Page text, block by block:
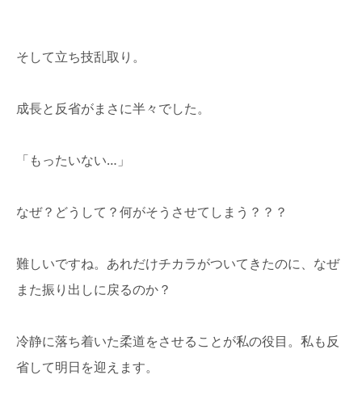
そして立ち技乱取り。
成長と反省がまさに半々でした。
「もったいない…」
なぜ？どうして？何がそうさせてしまう？？？
難しいですね。あれだけチカラがついてきたのに、なぜ
また振り出しに戻るのか？
冷静に落ち着いた柔道をさせることが私の役目。私も反
省して明日を迎えます。